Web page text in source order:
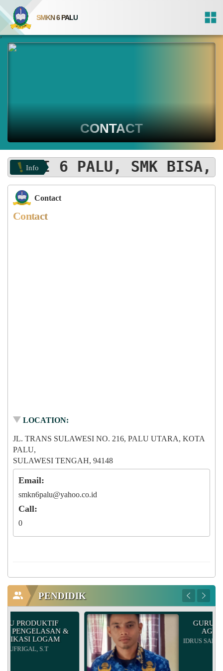
SMKN 6 PALU
,
CONTACT
Info 6 PALU, SMK BISA,
Contact
Contact
LOCATION:
JL. TRANS SULAWESI NO. 216, PALU UTARA, KOTA
PALU,
SULAWESI TENGAH, 94148
Email:
smkn6palu@yahoo.co.id
Call:
0
PENDIDIK
&
GURU
AGAMA ISLAM
IDRUS SALIM M. THAHIR,